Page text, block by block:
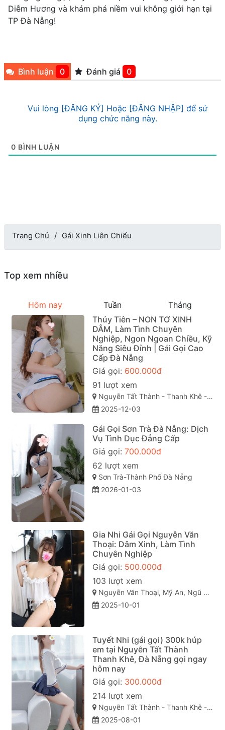
Diễm Hương và khám phá niềm vui không giới hạn tại
TP Đà Nẵng!
Bình luận 0 Đánh giá 0
Vui lòng [ĐĂNG KÝ] Hoặc [ĐĂNG NHẬP] để sử
dụng chức năng này.
0 BÌNH LUẬN
Trang Chủ Gái Xinh Liên Chiểu
Top xem nhiều
Hôm nay Tuần
Tháng
Thủy Tiên – NON TƠ XINH
DÂM, Làm Tình Chuyên
Nghiệp, Ngon Ngoan Chiều, Kỹ
Năng Siêu Đỉnh | Gái Gọi Cao
Cấp Đà Nẵng
Giá gọi: 600.000đ
91 lượt xem
Nguyễn Tất Thành - Thanh Khê - Đà Nẵng
2025-12-03
Gái Gọi Sơn Trà Đà Nẵng: Dịch
Vụ Tình Dục Đẳng Cấp
Giá gọi: 700.000đ
62 lượt xem
Sơn Trà-Thành Phố Đà Nẵng
2026-01-03
Gia Nhi Gái Gọi Nguyễn Văn
Thoại: Dâm Xinh, Làm Tình
Chuyên Nghiệp
Giá gọi: 500.000đ
103 lượt xem
Nguyễn Văn Thoại, Mỹ An, Ngũ Hành Sơn, Đà Nẵng
2025-10-01
Tuyết Nhi (gái gọi) 300k húp
em tại Nguyễn Tất Thành
Thanh Khê, Đà Nẵng gọi ngay
hôm nay
Giá gọi: 300.000đ
214 lượt xem
Nguyễn Tất Thành - Thanh Khê - TP Đà Nẵng
2025-08-01